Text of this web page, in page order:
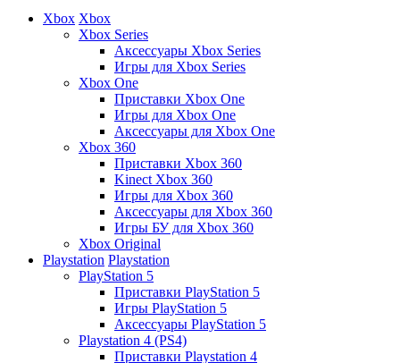
Xbox Xbox
Xbox Series
Аксессуары Xbox Series
Игры для Xbox Series
Xbox One
Приставки Xbox One
Игры для Xbox One
Аксессуары для Xbox One
Xbox 360
Приставки Xbox 360
Kinect Xbox 360
Игры для Xbox 360
Аксессуары для Xbox 360
Игры БУ для Xbox 360
Xbox Original
Playstation Playstation
PlayStation 5
Приставки PlayStation 5
Игры PlayStation 5
Аксессуары PlayStation 5
Playstation 4 (PS4)
Приставки Playstation 4